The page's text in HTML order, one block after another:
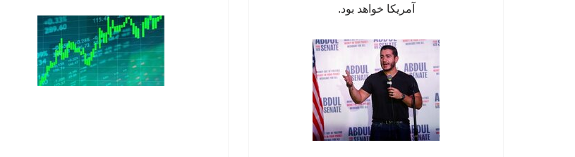
آمریکا خواهد بود.